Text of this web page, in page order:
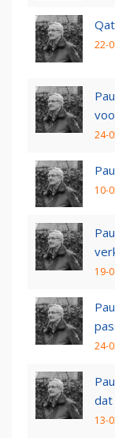
22-
24-
10-
19-
24-
dat
13-